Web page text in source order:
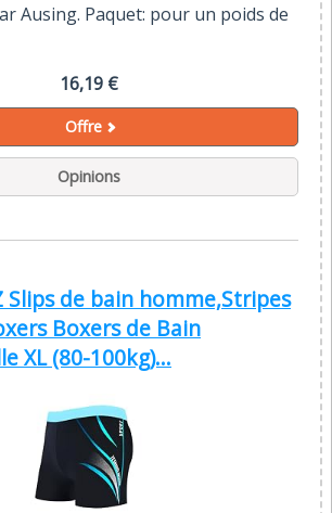
Ausing. Paquet: pour un poids de
16,19 €
Offre
Opinions
Slips de bain homme,Stripes
Boxers de Bain
XL (80-100kg)...